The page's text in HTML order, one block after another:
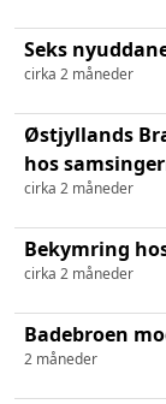
Seks
cirka 2 måneder
Østjyllands
hos
cirka 2 måneder
Bekymring
cirka 2 måneder
Badebroen
2 måneder